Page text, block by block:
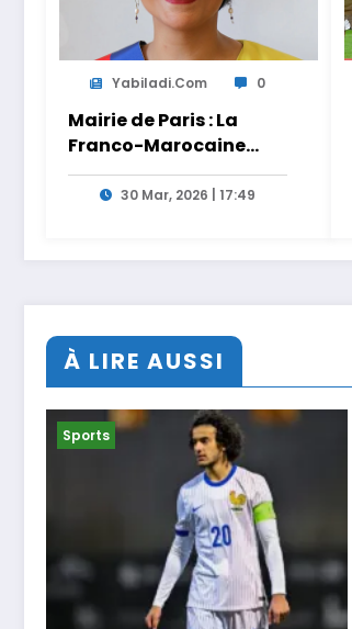
Yabiladi.com 0
Mairie de Paris : La
Franco-Marocaine
Lamia El Aaraje
nommée première
30 Mar, 2026 | 17:49
À LIRE AUSSI
Sports